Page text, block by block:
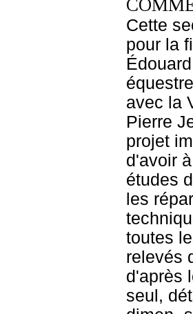
Cette
pour la
avec la
Pierre
projet
d'avoir
études
les
toutes
relevés
d'après
seul,